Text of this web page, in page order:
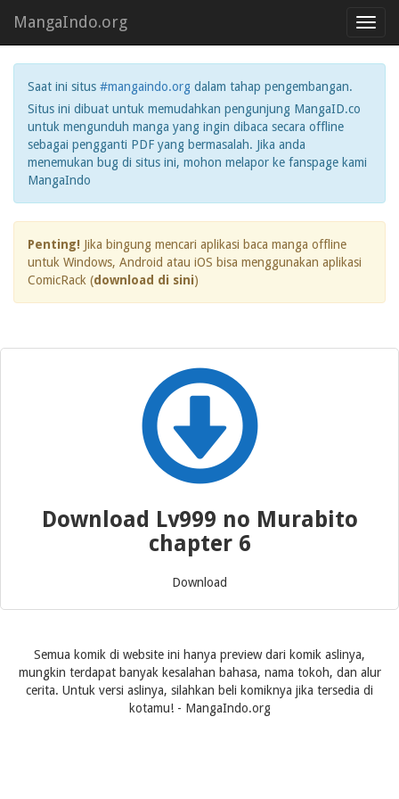
MangaIndo.org
Saat ini situs #mangaindo.org dalam tahap pengembangan.
Situs ini dibuat untuk memudahkan pengunjung MangaID.co
untuk mengunduh manga yang ingin dibaca secara offline
sebagai pengganti PDF yang bermasalah. Jika anda
menemukan bug di situs ini, mohon melapor ke fanspage kami
MangaIndo
Penting! Jika bingung mencari aplikasi baca manga offline
untuk Windows, Android atau iOS bisa menggunakan aplikasi
ComicRack (download di sini)
Download Lv999 no Murabito
chapter 6
Download
Semua komik di website ini hanya preview dari komik aslinya,
mungkin terdapat banyak kesalahan bahasa, nama tokoh, dan alur
cerita. Untuk versi aslinya, silahkan beli komiknya jika tersedia di
kotamu! - MangaIndo.org